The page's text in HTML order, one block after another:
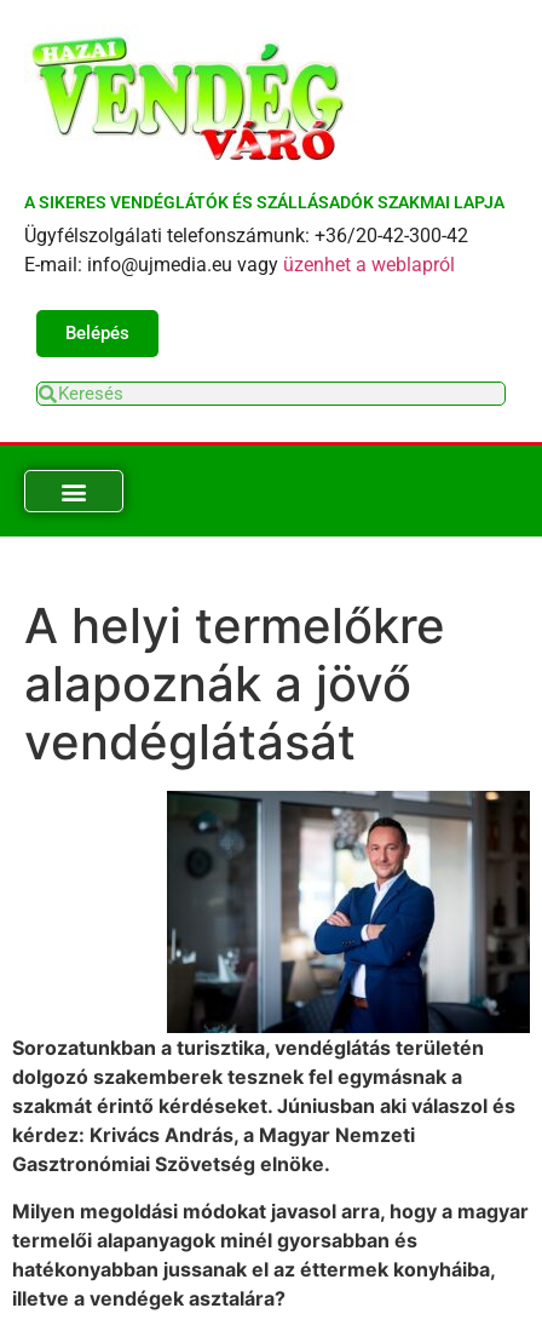
A SIKERES VENDÉGLÁTÓK ÉS SZÁLLÁSADÓK SZAKMAI LAPJA
Ügyfélszolgálati telefonszámunk: +36/20-42-300-42
E-mail: info@ujmedia.eu vagy üzenhet a weblapról
Belépés
A helyi termelőkre
alapoznák a jövő
vendéglátását
Sorozatunkban a turisztika, vendéglátás területén
dolgozó szakemberek tesznek fel egymásnak a
szakmát érintő kérdéseket. Júniusban aki válaszol és
kérdez: Krivács András, a Magyar Nemzeti
Gasztronómiai Szövetség elnöke.
Milyen megoldási módokat javasol arra, hogy a magyar
termelői alapanyagok minél gyorsabban és
hatékonyabban jussanak el az éttermek konyháiba,
illetve a vendégek asztalára?